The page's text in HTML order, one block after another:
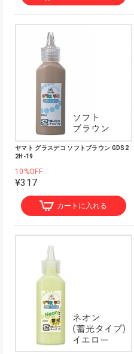
ヤマト グラスデコ ソフトブラウン GDS2
2H-19
10%OFF
¥317
カートに入れる